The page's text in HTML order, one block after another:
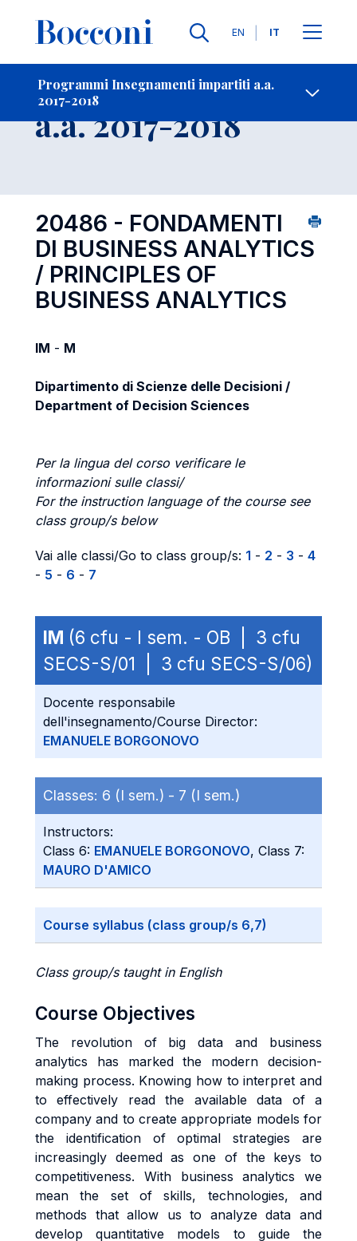
Lingue
EN IT
Programmi Insegnamenti impartiti a.a.
2017-2018
-
Insegnamento
a.a. 2017-2018
20486 - FONDAMENTI
DI BUSINESS ANALYTICS
/ PRINCIPLES OF
BUSINESS ANALYTICS
IM - M
Dipartimento di Scienze delle Decisioni /
Department of Decision Sciences
Per la lingua del corso verificare le
informazioni sulle classi/
For the instruction language of the course see
class group/s below
Vai alle classi/Go to class group/s: 1 - 2 - 3 - 4
- 5 - 6 - 7
IM (6 cfu - I sem. - OB | 3 cfu
SECS-S/01 | 3 cfu SECS-S/06)
Docente responsabile
dell'insegnamento/Course Director:
EMANUELE BORGONOVO
Classes: 6 (I sem.) - 7 (I sem.)
Instructors:
Class 6: EMANUELE BORGONOVO, Class 7:
MAURO D'AMICO
Course syllabus (class group/s 6,7)
Class group/s taught in English
Course Objectives
The revolution of big data and business
analytics has marked the modern decision-
making process. Knowing how to interpret and
to effectively read the available data of a
company and to create appropriate models for
the identification of optimal strategies are
increasingly deemed as one of the keys to
competitiveness. With business analytics we
mean the set of skills, technologies, and
methods that allow us to analyze data and
develop quantitative models to guide the